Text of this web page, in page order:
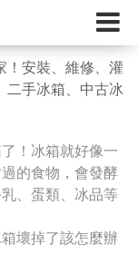
！安裝、維修、灌
二手冰箱、中古冰
！冰箱就好像一
的食物，會發酵
、蛋類、冰品等
壞掉了該怎麼辦